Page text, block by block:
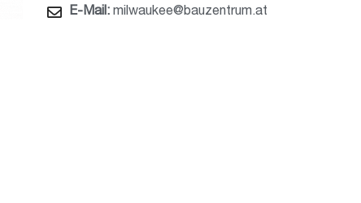
E-Mail: milwaukee@bauzentrum.at